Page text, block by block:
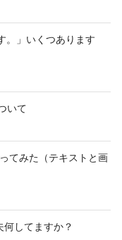
。」いくつあります
いて
てみた（テキストと画
してますか？